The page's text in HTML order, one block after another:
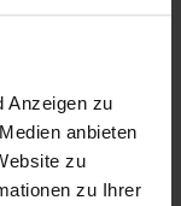
Anzeigen zu
anbieten
zu
zu Ihrer